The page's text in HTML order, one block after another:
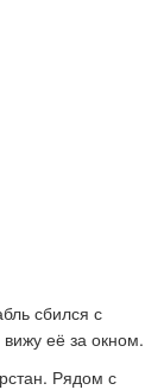
льна.
сбился с
её за окном.
Рядом с